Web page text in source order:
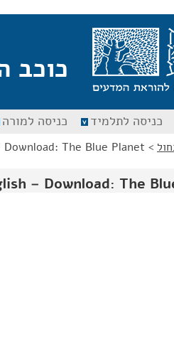
כוכב
כניסה לתלמיד כניסה למורה
>
Download: The Blue Planet
– Download: The